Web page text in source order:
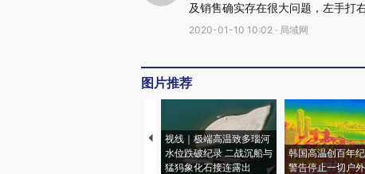
及销售确实存在很大问题，左手打
2020-01-10 10:02 · 局域网
图片推荐
视线｜极端高温致多瑙河
水位跌破纪录 二战沉船与
猛犸象化石接连露出
韩国高温创百年
警告停止一切户